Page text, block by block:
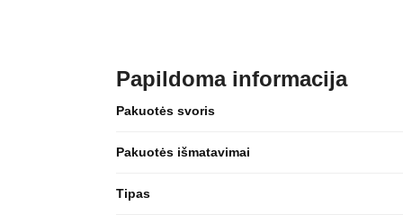
Papildoma informacija
Pakuotės svoris
Pakuotės išmatavimai
Tipas